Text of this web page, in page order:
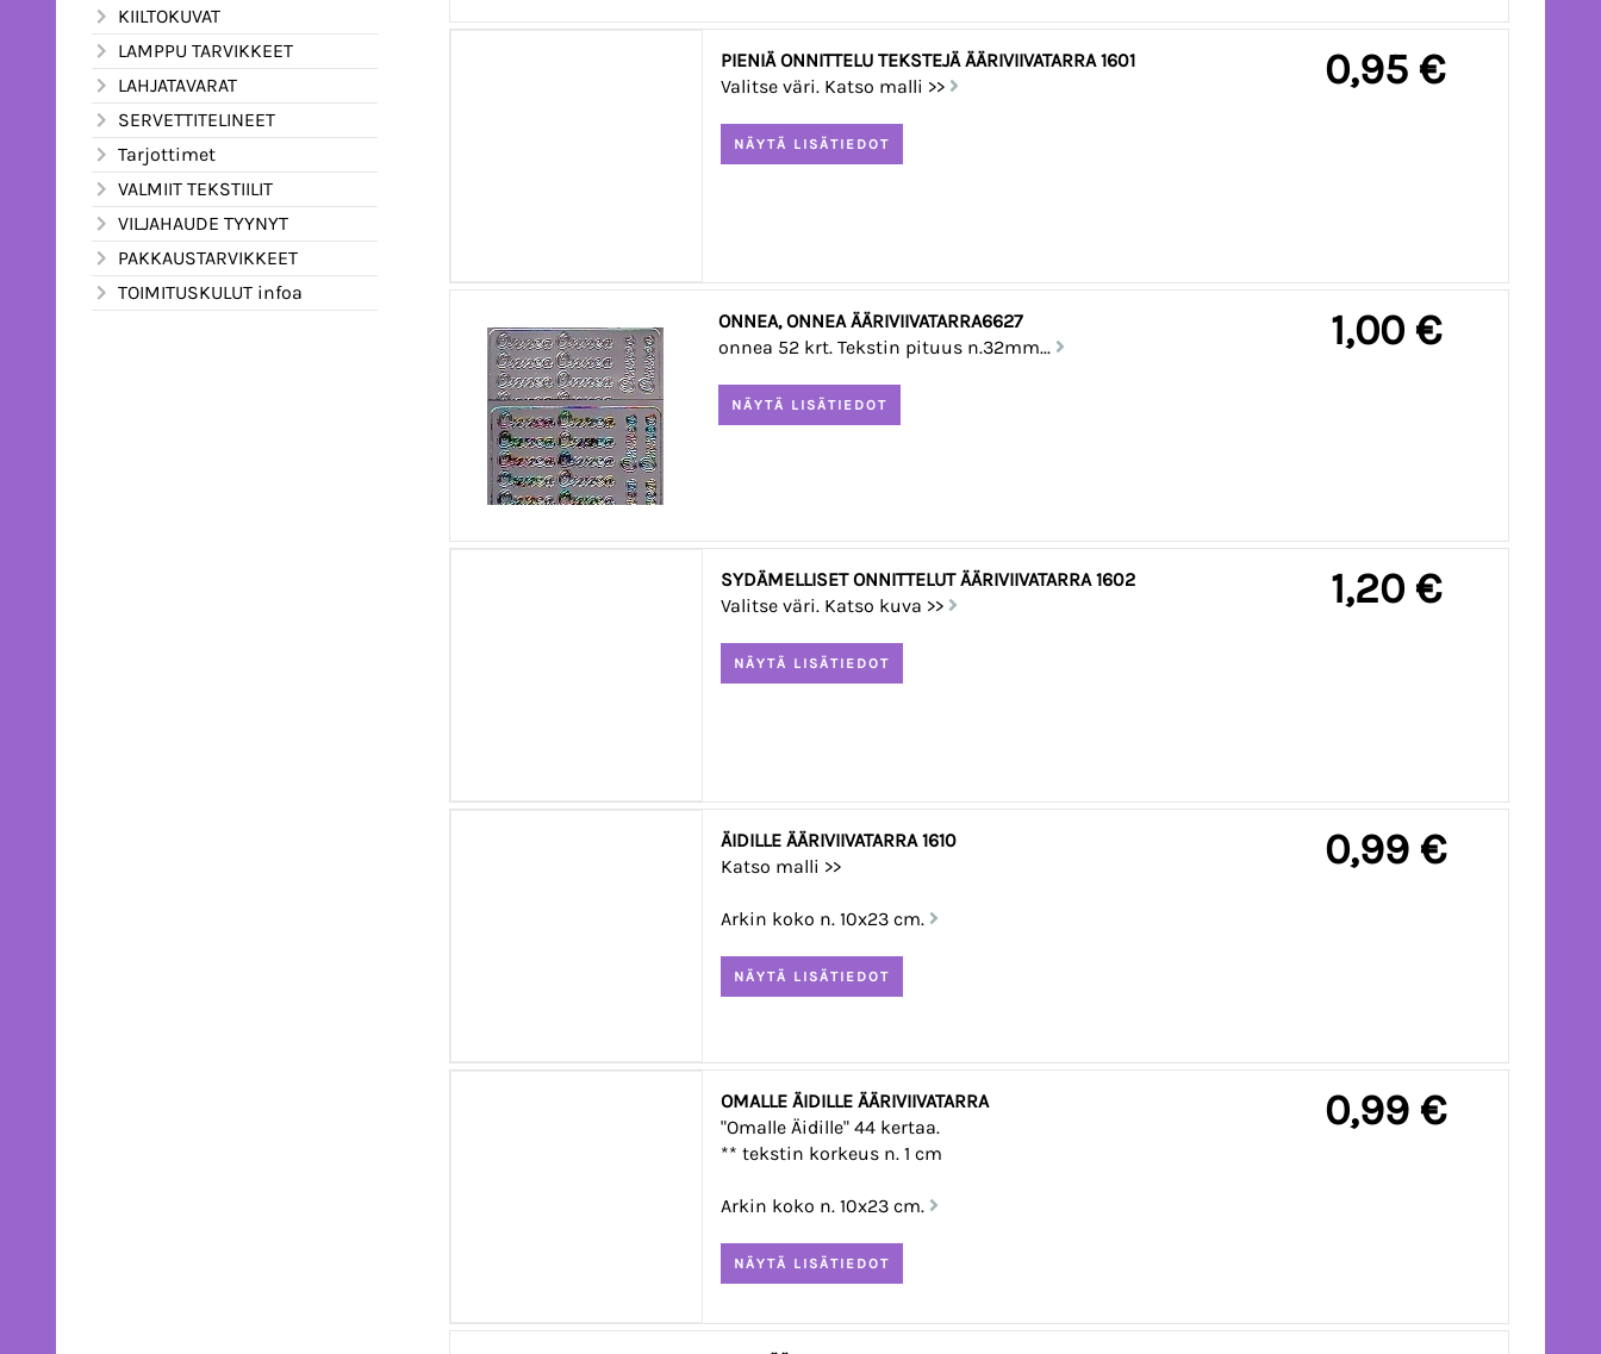
KIILTOKUVAT
LAMPPU TARVIKKEET
LAHJATAVARAT
SERVETTITELINEET
Tarjottimet
VALMIIT TEKSTIILIT
VILJAHAUDE TYYNYT
PAKKAUSTARVIKKEET
TOIMITUSKULUT infoa
PIENIÄ ONNITTELU TEKSTEJÄ ÄÄRIVIIVATARRA 1601
Valitse väri. Katso malli >>
0,95 €
ONNEA, ONNEA ÄÄRIVIIVATARRA6627
onnea 52 krt. Tekstin pituus n.32mm...
1,00 €
SYDÄMELLISET ONNITTELUT ÄÄRIVIIVATARRA 1602
Valitse väri. Katso kuva >>
1,20 €
ÄIDILLE ÄÄRIVIIVATARRA 1610
Katso malli >>
Arkin koko n. 10x23 cm.
0,99 €
OMALLE ÄIDILLE ÄÄRIVIIVATARRA
"Omalle Äidille" 44 kertaa.
** tekstin korkeus n. 1 cm
Arkin koko n. 10x23 cm.
0,99 €